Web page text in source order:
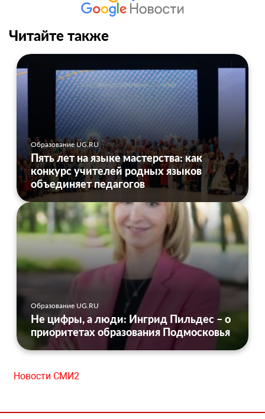
Читайте также
Образование UG.RU
Пять лет на языке мастерства: как
конкурс учителей родных языков
объединяет педагогов
Образование UG.RU
Не цифры, а люди: Ингрид Пильдес – о
приоритетах образования Подмосковья
Новости СМИ2